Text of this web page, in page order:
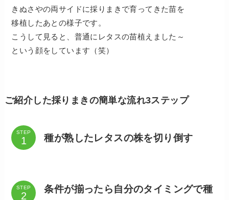
きぬさやの両サイドに採りまきで育ってきた苗を
移植したあとの様子です。
こうして見ると、普通にレタスの苗植えました～
という顔をしています（笑）
ご紹介した採りまきの簡単な流れ3ステップ
STEP
種が熟したレタスの株を切り倒す
STEP
条件が揃ったら自分のタイミングで種